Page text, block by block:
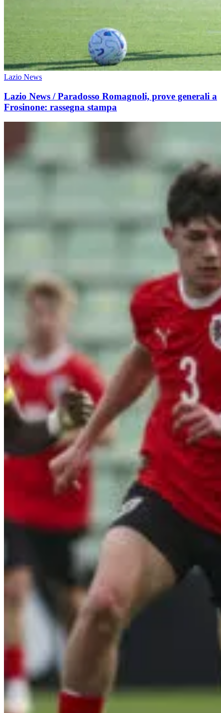
Lazio News
Lazio News / Paradosso Romagnoli, prove generali a
Frosinone: rassegna stampa